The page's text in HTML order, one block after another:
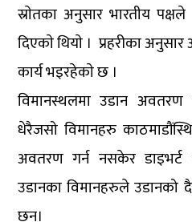
स्राेतका अनुसार भारतीय
दिएकाे थियाे । प्रहरीका
कार्य भइरहेकाे छ ।
विमानस्थलमा उडान
धेरैजसो विमानहरु
अवतरण गर्न नसकेर
उडानका विमानहरुले उडानको
छन्।